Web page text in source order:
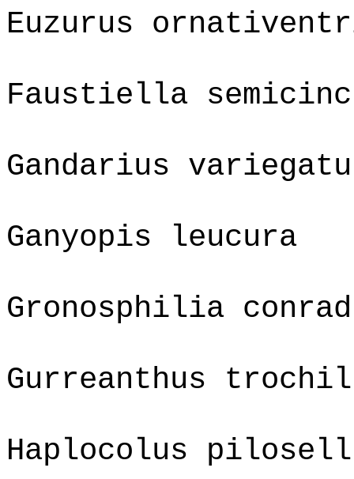
Euzurus
Faustiella
Gandarius
Ganyopis leucura
Gronosphilia
Gurreanthus
Haplocolus